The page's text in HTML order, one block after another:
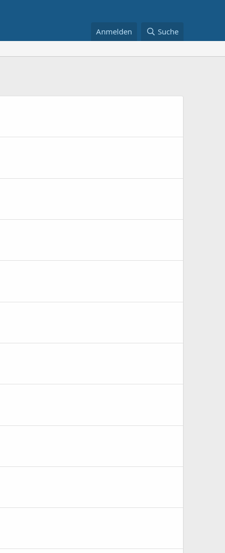
Anmelden Suche